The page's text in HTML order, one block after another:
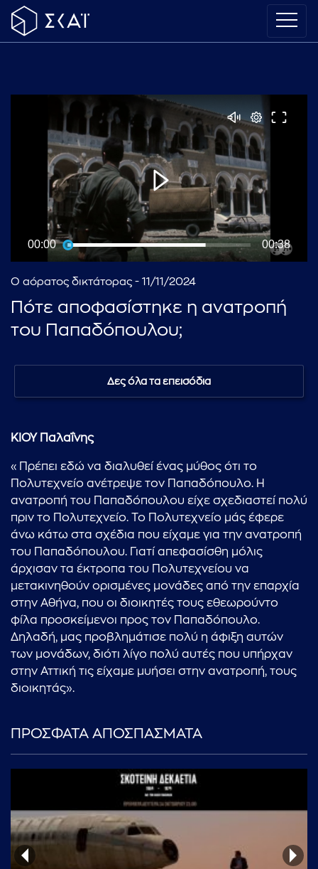
...πληκτρολογήστε κείμενο προς αναζήτηση
00:00 00:38
Ο αόρατος δικτάτορας - 11/11/2024
Πότε αποφασίστηκε η ανατροπή
του Παπαδόπουλου;
Δες όλα τα επεισόδια
ΚΙΟΥ Παλαΐνης
«Πρέπει εδώ να διαλυθεί ένας μύθος ότι το
Πολυτεχνείο ανέτρεψε τον Παπαδόπουλο. Η
ανατροπή του Παπαδόπουλου είχε σχεδιαστεί πολύ
πριν το Πολυτεχνείο. Το Πολυτεχνείο μάς έφερε
άνω κάτω στα σχέδια που είχαμε για την ανατροπή
του Παπαδόπουλου. Γιατί απεφασίσθη μόλις
άρχισαν τα έκτροπα του Πολυτεχνείου να
μετακινηθούν ορισμένες μονάδες από την επαρχία
στην Αθήνα, που οι διοικητές τους εθεωρούντο
φίλα προσκείμενοι προς τον Παπαδόπουλο.
Δηλαδή, μας προβλημάτισε πολύ η άφιξη αυτών
των μονάδων, διότι λίγο πολύ αυτές που υπήρχαν
στην Αττική τις είχαμε μυήσει στην ανατροπή, τους
διοικητάς».
ΠΡΟΣΦΑΤΑ ΑΠΟΣΠΑΣΜΑΤΑ